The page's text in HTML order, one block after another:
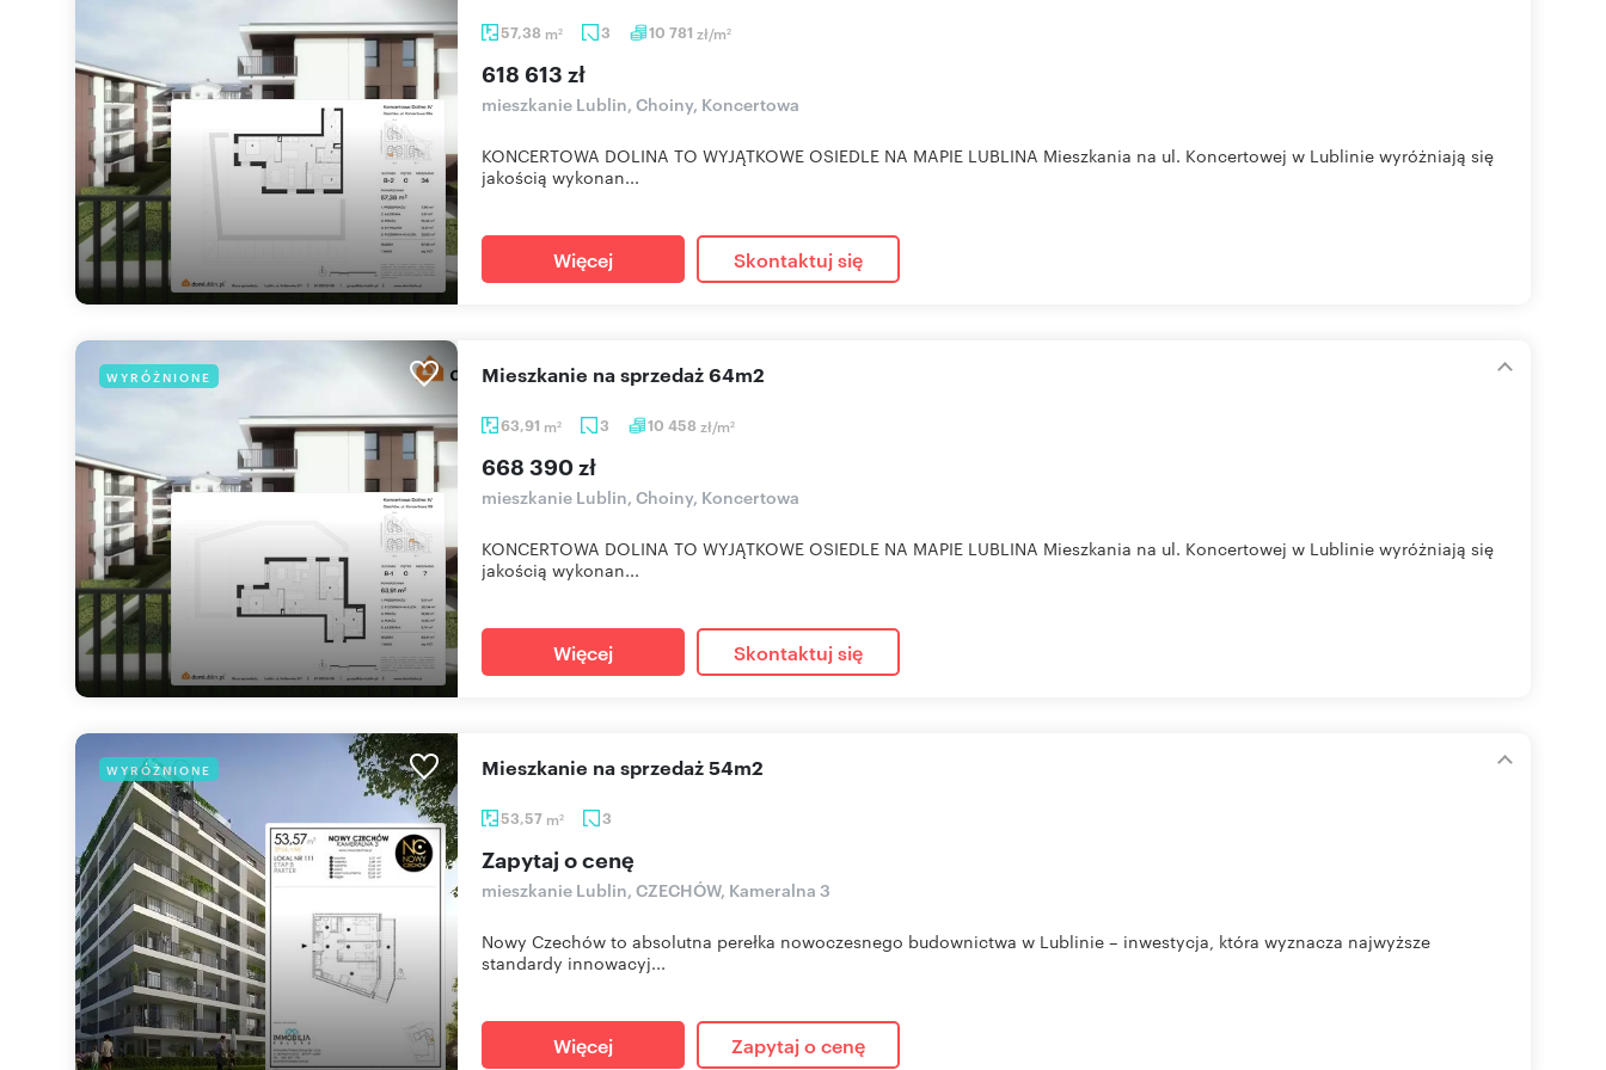
57,38 m2 3 10 781 zł/m2
618 613 zł
mieszkanie Lublin, Choiny, Koncertowa
KONCERTOWA DOLINA TO WYJĄTKOWE OSIEDLE NA MAPIE LUBLINA Mieszkania na ul. Koncertowej w Lublinie wyróżniają się
jakością wykonan...
Więcej Skontaktuj się
WYRÓŻNIONE
63,91 m2 3 10 458 zł/m2
mieszkanie na sprzedaż 64m2
668 390 zł
mieszkanie Lublin, Choiny, Koncertowa
KONCERTOWA DOLINA TO WYJĄTKOWE OSIEDLE NA MAPIE LUBLINA Mieszkania na ul. Koncertowej w Lublinie wyróżniają się
jakością wykonan...
Więcej Skontaktuj się
WYRÓŻNIONE
53,57 m2 3
mieszkanie na sprzedaż 54m2
Zapytaj o cenę
mieszkanie Lublin, CZECHÓW, Kameralna 3
Nowy Czechów to absolutna perełka nowoczesnego budownictwa w Lublinie – inwestycja, która wyznacza najwyższe
standardy innowacyj...
Więcej Zapytaj o cenę